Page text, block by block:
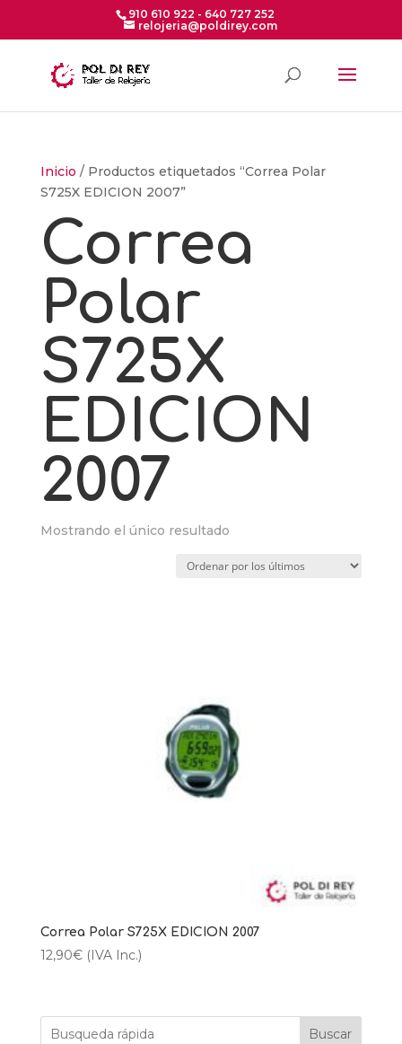
910 610 922 - 640 727 252
relojeria@poldirey.com
Inicio / Productos etiquetados “Correa Polar
S725X EDICION 2007”
Correa
Polar
S725X
EDICION
2007
Mostrando el único resultado
Correa Polar S725X EDICION 2007
12,90€ (IVA Inc.)
Buscar